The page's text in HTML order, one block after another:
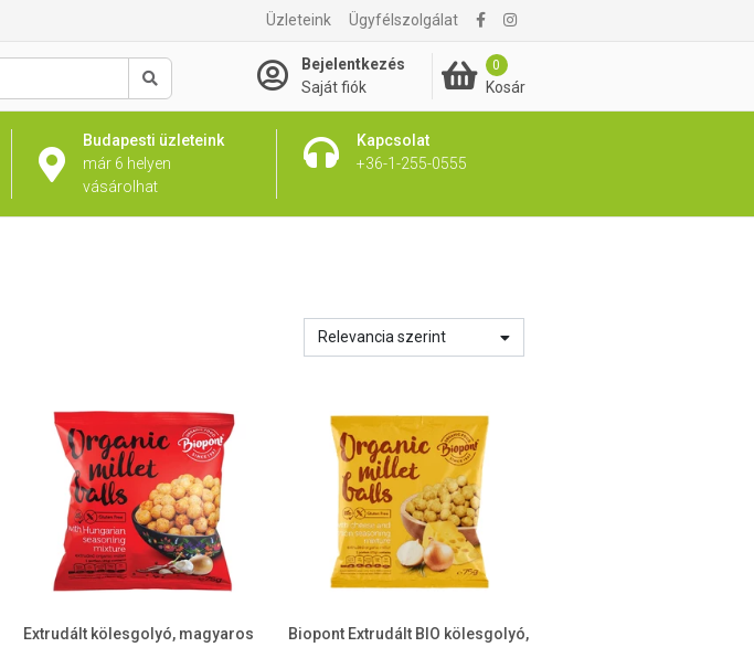
Üzleteink Ügyfélszolgálat
Keresés
Bejelentkezés
Saját fiók
0
Kosár
Budapesti üzleteink
már 6 helyen
vásárolhat
Kapcsolat
+36-1-255-0555
Relevancia szerint
Extrudált kölesgolyó, magyaros
Biopont Extrudált BIO kölesgolyó,